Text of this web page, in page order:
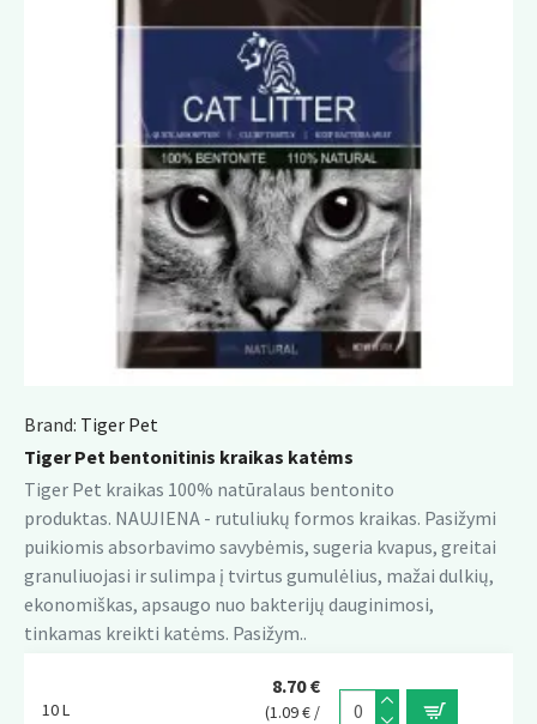
Brand: Tiger Pet
Tiger Pet bentonitinis kraikas katėms
Tiger Pet kraikas 100% natūralaus bentonito
produktas. NAUJIENA - rutuliukų formos kraikas. Pasižymi
puikiomis absorbavimo savybėmis, sugeria kvapus, greitai
granuliuojasi ir sulimpa į tvirtus gumulėlius, mažai dulkių,
ekonomiškas, apsaugo nuo bakterijų dauginimosi,
tinkamas kreikti katėms. Pasižym..
10 L
8.70 €
(1.09 € /